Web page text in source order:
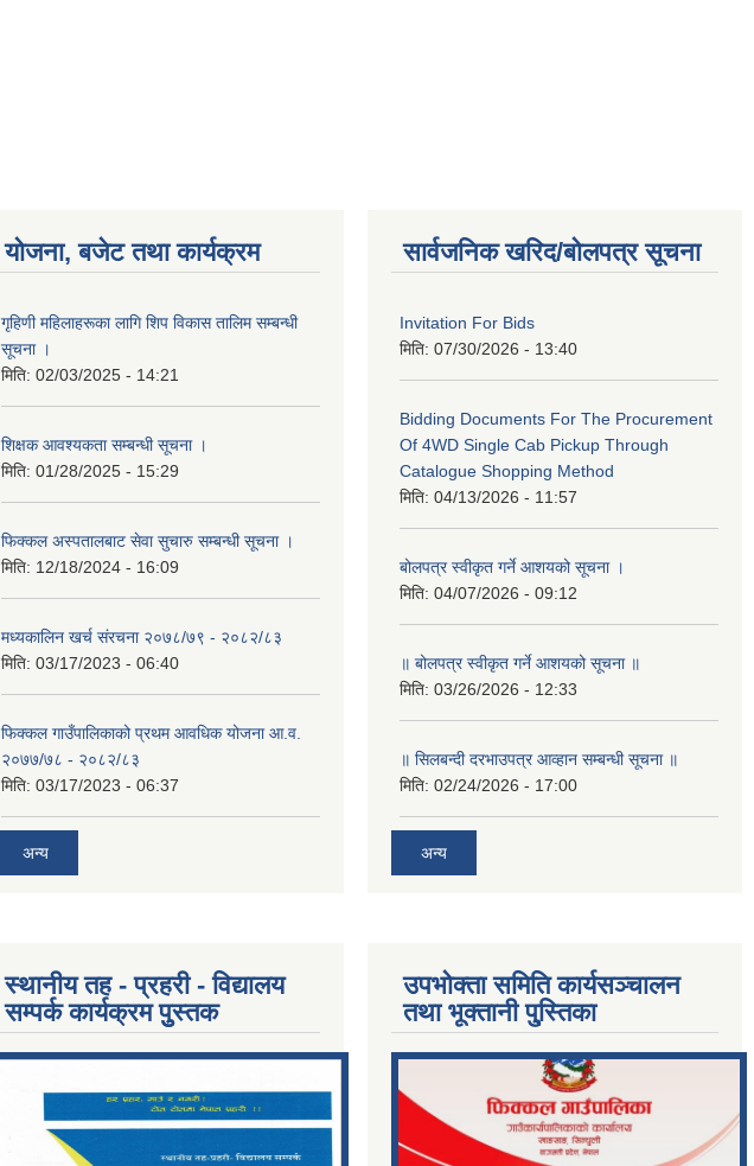
योजना, बजेट तथा कार्यक्रम
गृहिणी महिलाहरूका लागि शिप विकास तालिम सम्बन्धी
सूचना ‌।
मिति: 02/03/2025 - 14:21
शिक्षक आवश्यकता सम्बन्धी सूचना ।
मिति: 01/28/2025 - 15:29
फिक्कल अस्पतालबाट सेवा सुचारु सम्बन्धी सूचना ।
मिति: 12/18/2024 - 16:09
मध्यकालिन खर्च संरचना २०७८/७९ - २०८२/८३
मिति: 03/17/2023 - 06:40
फिक्कल गाउँपालिकाको प्रथम आवधिक योजना आ.व.
२०७७/७८ - २०८२/८३
मिति: 03/17/2023 - 06:37
अन्य
सार्वजनिक खरिद/बोलपत्र सूचना
Invitation For Bids
मिति: 07/30/2026 - 13:40
Bidding Documents For The Procurement
Of 4WD Single Cab Pickup Through
Catalogue Shopping Method
मिति: 04/13/2026 - 11:57
बोलपत्र स्वीकृत गर्ने आशयको सूचना ।
मिति: 04/07/2026 - 09:12
॥ बोलपत्र स्वीकृत गर्ने आशयको सूचना ॥
मिति: 03/26/2026 - 12:33
॥ सिलबन्दी दरभाउपत्र आव्हान सम्बन्धी सूचना ॥
मिति: 02/24/2026 - 17:00
अन्य
स्थानीय तह - प्रहरी - विद्यालय
सम्पर्क कार्यक्रम पुुस्तक
उपभोक्ता समिति कार्यसञ्चालन
तथा भूक्तानी पु्स्तिका